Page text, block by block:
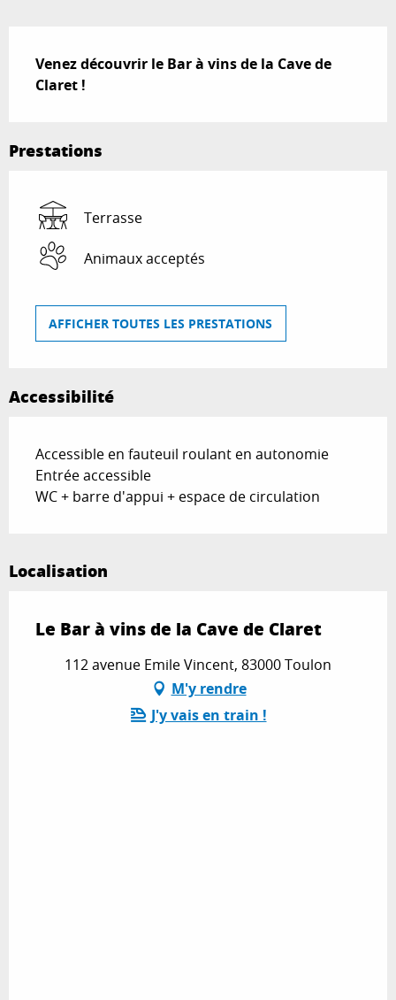
Venez découvrir le Bar à vins de la Cave de
Claret !
Prestations
Terrasse
Animaux acceptés
AFFICHER TOUTES LES PRESTATIONS
Accessibilité
Accessible en fauteuil roulant en autonomie
Entrée accessible
WC + barre d'appui + espace de circulation
Localisation
Le Bar à vins de la Cave de Claret
112 avenue Emile Vincent, 83000 Toulon
M'y rendre
J'y vais en train !